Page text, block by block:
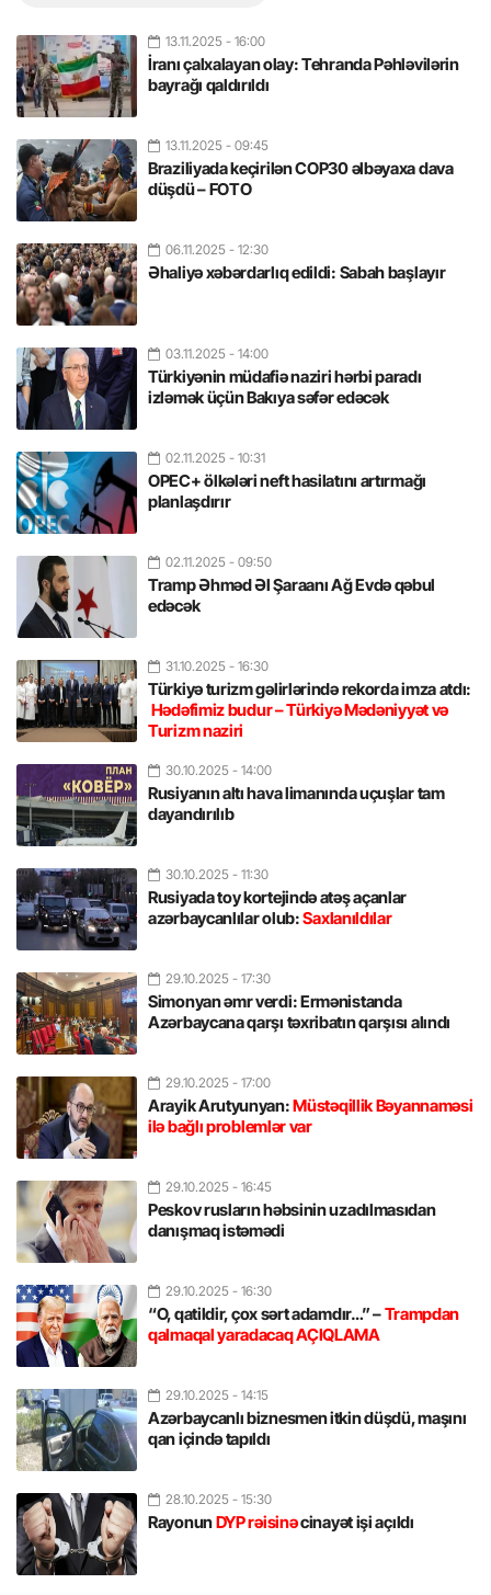
13.11.2025 - 16:00
İranı çalxalayan olay: Tehranda Pəhləvilərin
bayrağı qaldırıldı
13.11.2025 - 09:45
Braziliyada keçirilən COP30 əlbəyaxa dava
düşdü – FOTO
06.11.2025 - 12:30
Əhaliyə xəbərdarlıq edildi: Sabah başlayır
03.11.2025 - 14:00
Türkiyənin müdafiə naziri hərbi paradı
izləmək üçün Bakıya səfər edəcək
02.11.2025 - 10:31
OPEC+ ölkələri neft hasilatını artırmağı
planlaşdırır
02.11.2025 - 09:50
Tramp Əhməd Əl Şaraanı Ağ Evdə qəbul
edəcək
31.10.2025 - 16:30
Türkiyə turizm gəlirlərində rekorda imza atdı:
Hədəfimiz budur – Türkiyə Mədəniyyət və
Turizm naziri
30.10.2025 - 14:00
Rusiyanın altı hava limanında uçuşlar tam
dayandırılıb
30.10.2025 - 11:30
Rusiyada toy kortejində atəş açanlar
azərbaycanlılar olub:Saxlanıldılar
29.10.2025 - 17:30
Simonyan əmr verdi: Ermənistanda
Azərbaycana qarşı təxribatın qarşısı alındı
29.10.2025 - 17:00
Arayik Arutyunyan:Müstəqillik Bəyannaməsi
ilə bağlı problemlər var
29.10.2025 - 16:45
Peskov rusların həbsinin uzadılmasıdan
danışmaq istəmədi
29.10.2025 - 16:30
“O, qatildir, çox sərt adamdır…” –Trampdan
qalmaqal yaradacaq AÇIQLAMA
29.10.2025 - 14:15
Azərbaycanlı biznesmen itkin düşdü, maşını
qan içində tapıldı
28.10.2025 - 15:30
RayonunDYP rəisinəcinayət işi açıldı